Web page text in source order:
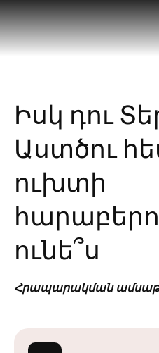
Իսկ դու
Աստծու
ուխտի
ունե՞ս
Հրապարակման